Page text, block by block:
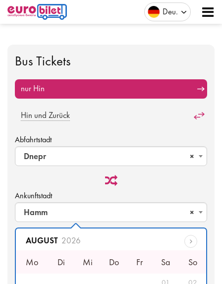
Deu
Bus Tickets
nur Hin
Hin und Zurück
Abfahrtstadt
×
Dnepr
Ankunftstadt
×
Hamm
AUGUST 2026
Mo Di Mi Do Fr Sa So